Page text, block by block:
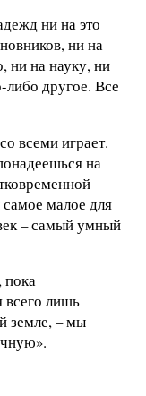
ни на это
ни на
ни на науку, ни
либо другое. Все
всеми играет.
на
малое для
– самый умный
пока
всего лишь
земле, – мы